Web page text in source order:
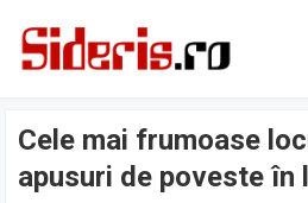
Cele mai frumoase
apusuri de poveste în